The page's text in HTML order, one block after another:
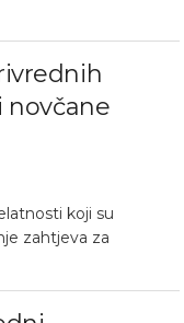
novčane
koji su
zahtjeva za